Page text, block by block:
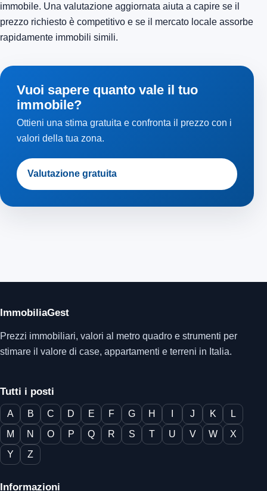
immobile. Una valutazione aggiornata aiuta a capire se il
prezzo richiesto è competitivo e se il mercato locale assorbe
rapidamente immobili simili.
Vuoi sapere quanto vale il tuo
immobile?
Ottieni una stima gratuita e confronta il prezzo con i
valori della tua zona.
Valutazione gratuita
ImmobiliaGest
Prezzi immobiliari, valori al metro quadro e strumenti per
stimare il valore di case, appartamenti e terreni in Italia.
Tutti i posti
A B C D E F G H J K
L
M
N O P Q R S T U V W
X
Y
Z
Informazioni